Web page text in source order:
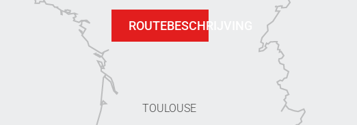
TOULOUSE
ROUTEBESCHRIJVING